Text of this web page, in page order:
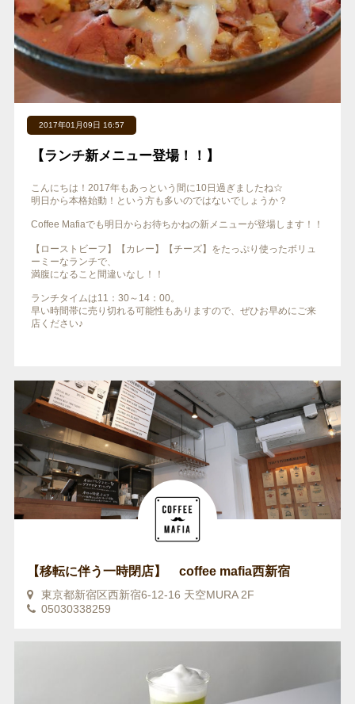
2017年01月09日 16:57
【ランチ新メニュー登場！！】
こんにちは！2017年もあっという間に10日過ぎましたね☆
明日から本格始動！という方も多いのではないでしょうか？
Coffee Mafiaでも明日からお待ちかねの新メニューが登場します！！
【ローストビーフ】【カレー】【チーズ】をたっぷり使ったボリュ
ーミーなランチで、
満腹になること間違いなし！！
ランチタイムは11：30～14：00。
早い時間帯に売り切れる可能性もありますので、ぜひお早めにご来
店ください♪
【移転に伴う一時閉店】 coffee mafia西新宿
東京都新宿区西新宿6-12-16 天空MURA 2F
05030338259